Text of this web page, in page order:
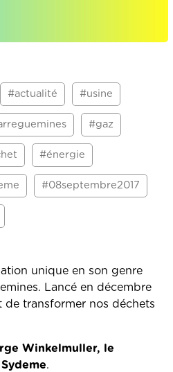
#actualité #usine
#gaz
#énergie
#08septembre2017
unique en son genre
Lancé en décembre
de transformer nos déchets
Winkelmuller, le
.